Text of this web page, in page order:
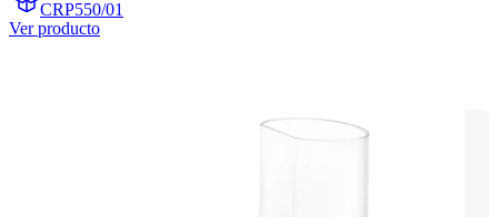
CRP550/01
Ver producto